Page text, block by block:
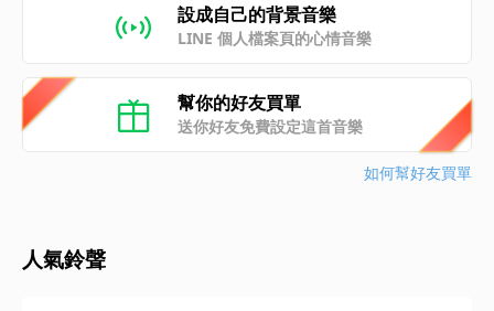
設成自己的背景音樂
LINE 個人檔案頁的心情音樂
幫你的好友買單
送你好友免費設定這首音樂
如何幫好友買單
人氣鈴聲